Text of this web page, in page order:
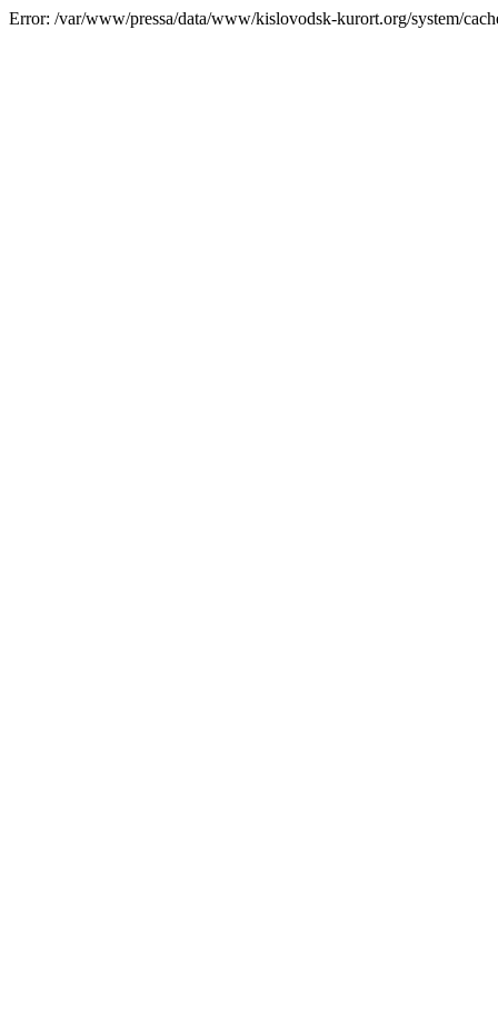
Error: /var/www/pressa/data/www/kislovodsk-kurort.org/system/